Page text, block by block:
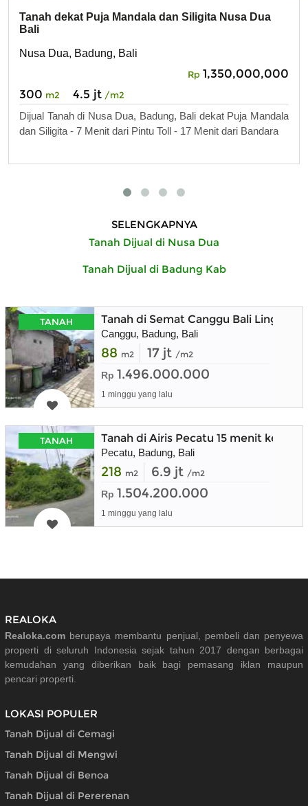
Tanah dekat Puja Mandala dan Siligita Nusa Dua
Bali
Nusa Dua, Badung, Bali
Rp 1,350,000,000
300 m2 4.5 jt /m2
Dijual Tanah di Nusa Dua, Badung, Bali dekat Puja Mandala
dan Siligita - 7 Menit dari Pintu Toll - 17 Menit dari Bandara
SELENGKAPNYA
Tanah Dijual di Nusa Dua
Tanah Dijual di Badung Kab
TANAH Tanah di Semat Canggu Bali
Canggu, Badung, Bali
88 m2 17 jt /m2
Rp 1.496.000.000
1 minggu yang lalu
TANAH Tanah di Airis Pecatu 15 menit ke
Pecatu, Badung, Bali
218 m2 6.9 jt /m2
Rp 1.504.200.000
1 minggu yang lalu
REALOKA
Realoka.com berupaya membantu penjual, pembeli dan penyewa
properti di seluruh Indonesia sejak tahun 2017 dengan berbagai
kemudahan yang diberikan baik bagi pemasang iklan maupun
pencari properti.
LOKASI POPULER
Tanah Dijual di Cemagi
Tanah Dijual di Mengwi
Tanah Dijual di Benoa
Tanah Dijual di Pererenan